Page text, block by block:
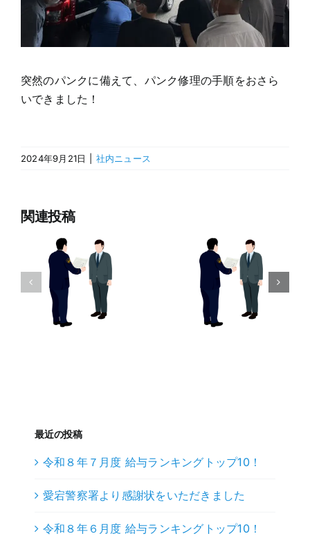
突然のパンクに備えて、パンク修理の手順をおさら
いできました！
2024年9月21日 社内ニュース
関連投稿
最近の投稿
令和８年７月度 給与ランキングトップ10！
愛宕警察署より感謝状をいただきました
令和８年６月度 給与ランキングトップ10！